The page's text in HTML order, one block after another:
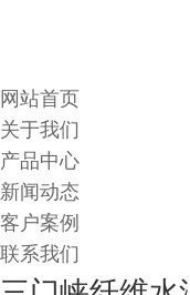
网站首页
关于我们
产品中心
新闻动态
客户案例
联系我们